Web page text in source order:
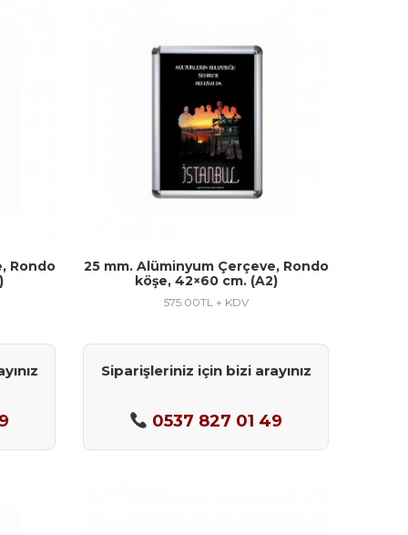
Rondo
25 mm. Alüminyum Çerçeve, Rondo
köşe, 42×60 cm. (A2)
575.00TL + KDV
Siparişleriniz için bizi arayınız
0537 827 01 49